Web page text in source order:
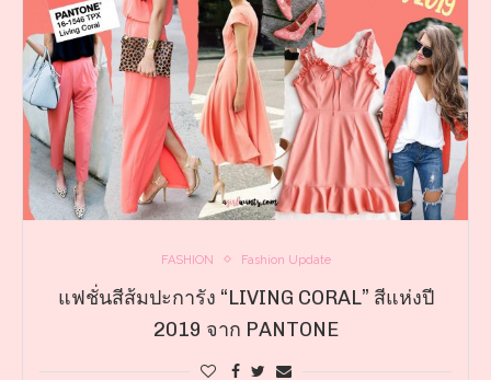
FASHION Fashion Update
แฟชั่นสีส้มปะการัง “LIVING CORAL” สีแห่งปี
2019 จาก PANTONE